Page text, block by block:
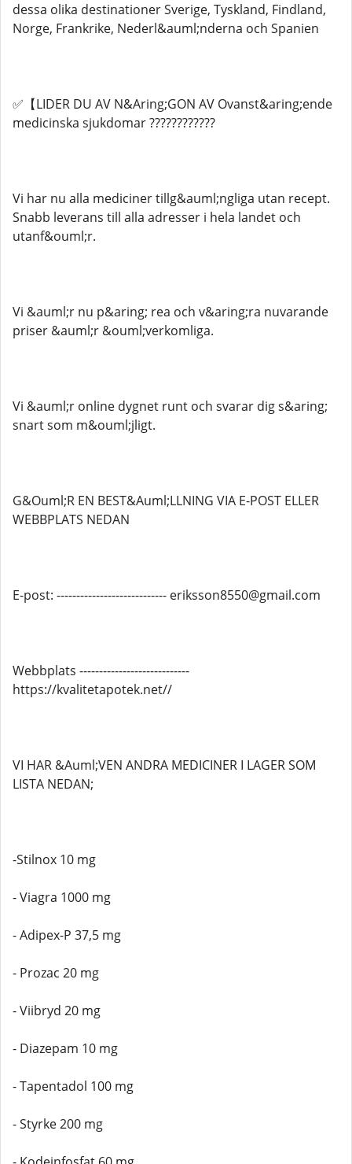
dessa olika destinationer Sverige, Tyskland, Findland,
Norge, Frankrike, Nederl&auml;nderna och Spanien
✅【LIDER DU AV N&Aring;GON AV Ovanst&aring;ende
medicinska sjukdomar ????????????​​​​​​​​​​​
Vi har nu alla mediciner tillg&auml;ngliga utan recept.
Snabb leverans till alla adresser i hela landet och
utanf&ouml;r.
Vi &auml;r nu p&aring; rea och v&aring;ra nuvarande
priser &auml;r &ouml;verkomliga.
Vi &auml;r online dygnet runt och svarar dig s&aring;
snart som m&ouml;jligt.
G&Ouml;R EN BEST&Auml;LLNING VIA E-POST ELLER
WEBBPLATS NEDAN
E-post: ---------------------------- eriksson8550@gmail.com
Webbplats ----------------------------
https://kvalitetapotek.net//
VI HAR &Auml;VEN ANDRA MEDICINER I LAGER SOM
LISTA NEDAN;
-Stilnox 10 mg
- Viagra 1000 mg
- Adipex-P 37,5 mg
- Prozac 20 mg
- Viibryd 20 mg
- Diazepam 10 mg
- Tapentadol 100 mg
- Styrke 200 mg